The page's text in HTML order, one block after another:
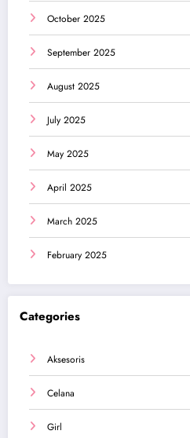
October 2025
September 2025
August 2025
July 2025
May 2025
April 2025
March 2025
February 2025
Categories
Aksesoris
Celana
Girl